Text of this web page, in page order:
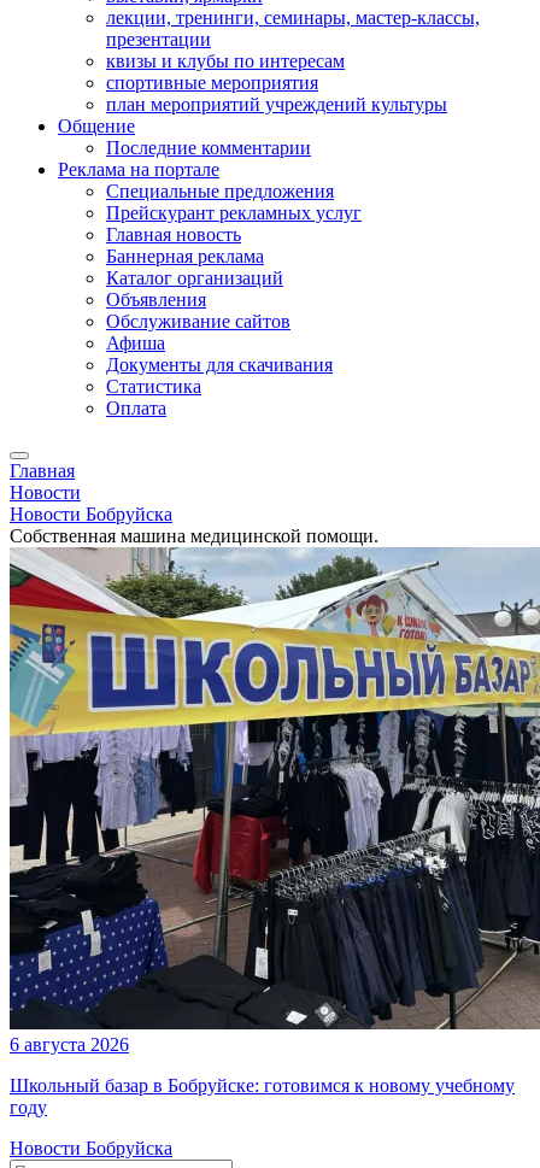
лекции, тренинги, семинары, мастер-классы,
презентации
квизы и клубы по интересам
спортивные мероприятия
план мероприятий учреждений культуры
Общение
Последние комментарии
Реклама на портале
Специальные предложения
Прейскурант рекламных услуг
Главная новость
Баннерная реклама
Каталог организаций
Объявления
Обслуживание сайтов
Афиша
Документы для скачивания
Статистика
Оплата
Главная
Новости
Новости Бобруйска
Собственная машина медицинской помощи.
6 августа 2026
Школьный базар в Бобруйске: готовимся к новому учебному
году
Новости Бобруйска